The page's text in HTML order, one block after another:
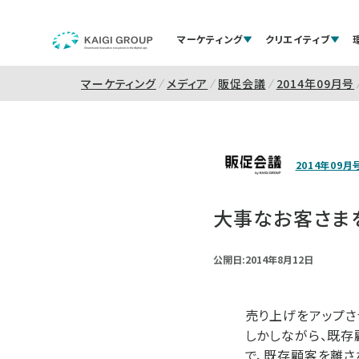
マーケティング クリエイティブ
マーケティング メディア 販促会議 2014年09月号
2014年09月
大事なお客さま
公開日:2014年8月12日
売り上げをアップ
しかしながら、既
で、既存顧客を離